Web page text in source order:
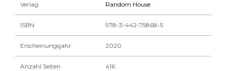
Verlag Random House
ISBN 978-3-442-75868-5
Erscheinungsjahr 2020
Anzahl Seiten 416